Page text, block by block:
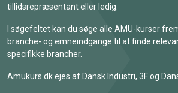
tillidsrepræsentant eller ledig.
I søgefeltet kan du søge alle AMU-kurser
branche- og emneindgange til at finde
specifikke brancher.
Amukurs.dk ejes af Dansk Industri, 3F og